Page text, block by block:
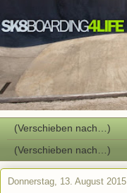
Donnerstag, 13. August 2015